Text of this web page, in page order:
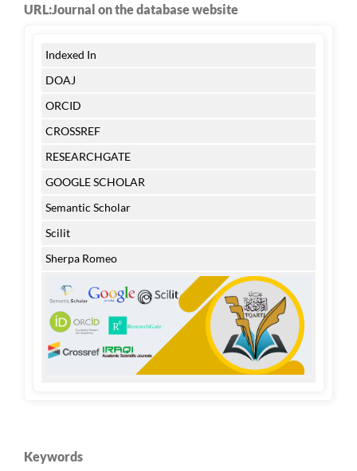
URL:Journal on the database website
Indexed In
DOAJ
ORCID
CROSSREF
RESEARCHGATE
GOOGLE SCHOLAR
Semantic Scholar
Scilit
Sherpa Romeo
Keywords